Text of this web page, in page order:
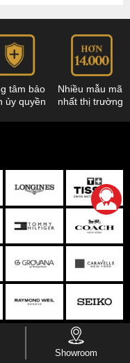
tâm bảo
ủy quyền
Nhiều mẫu mã
nhất thị trường
Showroom